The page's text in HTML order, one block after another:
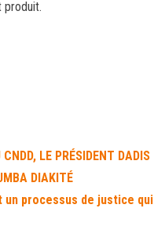
produit.
LE PRÉSIDENT DADIS
DIAKITÉ
un processus de justice qui